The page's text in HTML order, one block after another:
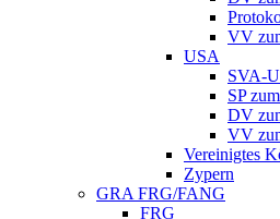
VV
USA
SVA-
SP
DV
VV
Vereinigtes
Zypern
GRA FRG/FANG
FRG